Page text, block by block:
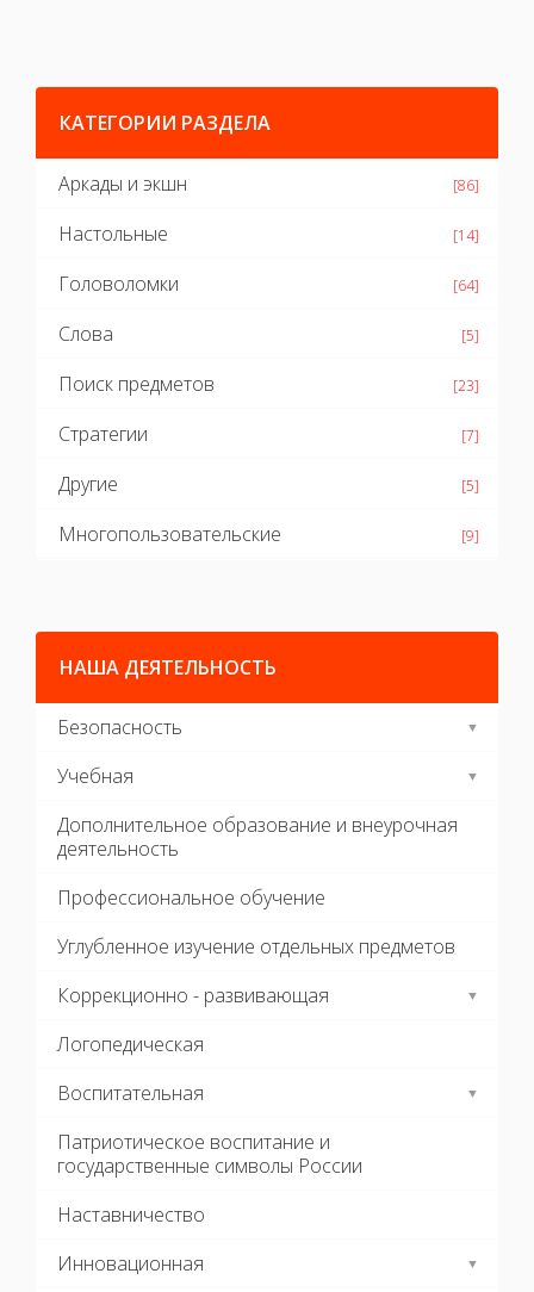
КАТЕГОРИИ РАЗДЕЛА
Аркады и экшн [86]
Настольные [14]
Головоломки [64]
Слова [5]
Поиск предметов [23]
Стратегии [7]
Другие [5]
Многопользовательские [9]
НАША ДЕЯТЕЛЬНОСТЬ
Безопасность
Учебная
Дополнительное образование и внеурочная
деятельность
Профессиональное обучение
Углубленное изучение отдельных предметов
Коррекционно - развивающая
Логопедическая
Воспитательная
Патриотическое воспитание и
государственные символы России
Наставничество
Инновационная